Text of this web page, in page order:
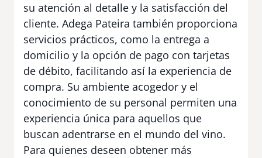
su atención al detalle y la satisfacción del
cliente. Adega Pateira también proporciona
servicios prácticos, como la entrega a
domicilio y la opción de pago con tarjetas
de débito, facilitando así la experiencia de
compra. Su ambiente acogedor y el
conocimiento de su personal permiten una
experiencia única para aquellos que
buscan adentrarse en el mundo del vino.
Para quienes deseen obtener más